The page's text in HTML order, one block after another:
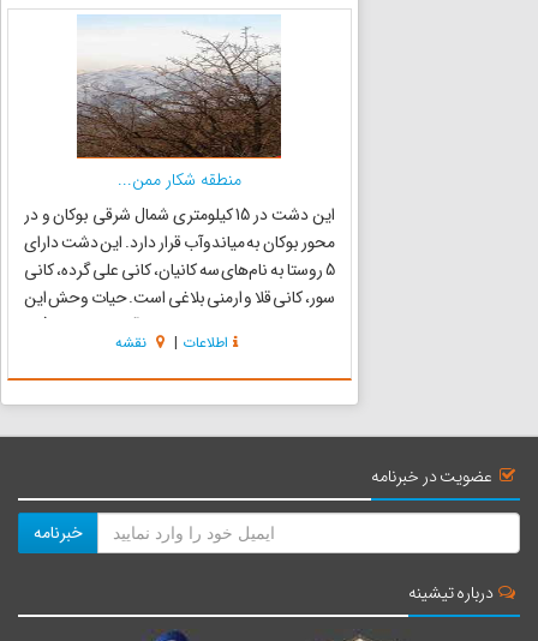
منطقه شکار ممن...
این دشت در 15 کیلومتری شمال شرقی بوکان و در
محور بوکان به میاندوآب قرار دارد. این دشت دارای
5 روستا به نام‌های سه کانیان، کانی علی گرده، کانی
سور، کانی قلا و ارمنی بلاغی است. حیات وحش این
دشت نیز یکی از مناطق جوجه‌آوری میش‌مرغ‌ها
محسوب می‌شود. دشت‌های سوتا، حمامیان وسه
کانیان شهرستان...
اطلاعات | نقشه
عضویت در خبرنامه
خبرنامه
درباره تیشینه